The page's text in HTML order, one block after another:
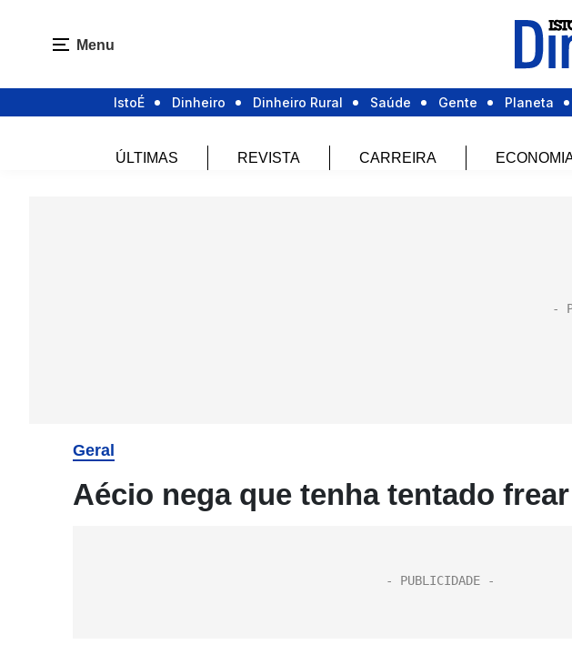
Menu
IstoÉ Dinheiro Dinheiro Rural Saúde Gente Planeta
ÚLTIMAS REVISTA CARREIRA
Geral
Aécio nega que tenha tentado